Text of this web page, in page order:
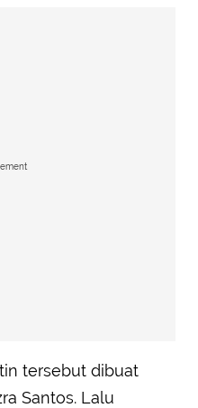
tersebut dibuat
Santos. Lalu